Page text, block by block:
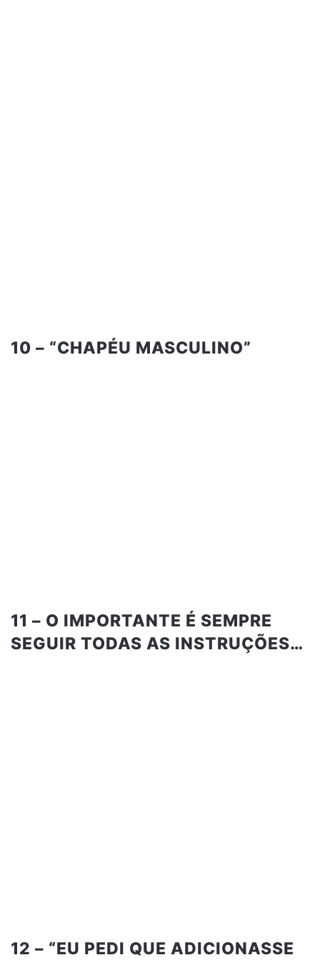
10 – “CHAPÉU MASCULINO”
11 – O IMPORTANTE É SEMPRE
SEGUIR TODAS AS INSTRUÇÕES…
12 – “EU PEDI QUE ADICIONASSE